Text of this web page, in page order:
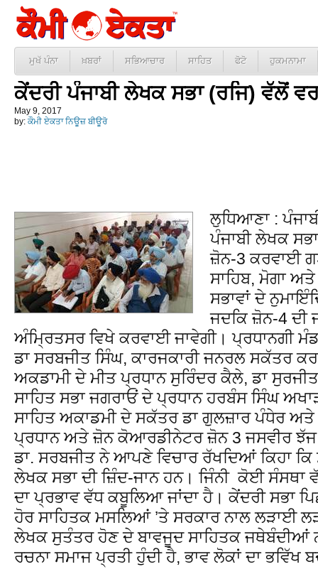
ਮੁਖੱ ਪੰਨਾ ਖ਼ਬਰਾਂ ਸਭਿਆਚਾਰ ਸਾਹਿਤ ਫੋਟੋ ਹੁਕਮਨਾਮਾ
ਕੇਂਦਰੀ ਪੰਜਾਬੀ ਲੇਖਕ ਸਭਾ (ਰਜਿ) ਵੱਲੋਂ
May 9, 2017
by: ਕੌਮੀ ਏਕਤਾ ਨਿਊਜ਼ ਬੀਊਰੋ
ਲੁਧਿਆਣਾ :
ਪੰਜਾਬੀ ਲੇਖਕ
ਜ਼ੋਨ-3 ਕਰਵਾਈ
ਸਾਹਿਬ, ਮੋਗਾ
ਸਭਾਵਾਂ ਦੇ
ਜਦਕਿ ਜ਼ੋਨ-4
ਅੰਮ੍ਰਿਤਸਰ ਵਿਖੇ ਕਰਵਾਈ ਜਾਵੇਗੀ। ਪ੍ਰਧਾਨਗੀ
ਡਾ ਸਰਬਜੀਤ ਸਿੰਘ, ਕਾਰਜਕਾਰੀ ਜਨਰਲ ਸਕੱਤਰ
ਅਕਡਾਮੀ ਦੇ ਮੀਤ ਪ੍ਰਧਾਨ ਸੁਰਿੰਦਰ ਕੈਲੇ, ਡਾ
ਸਾਹਿਤ ਸਭਾ ਜਗਰਾਓਂ ਦੇ ਪ੍ਰਧਾਨ ਹਰਬੰਸ ਸਿੰਘ
ਸਾਹਿਤ ਅਕਾਡਮੀ ਦੇ ਸਕੱਤਰ ਡਾ ਗੁਲਜ਼ਾਰ ਪੰਧੇਰ ਅਤੇ
ਪ੍ਰਧਾਨ ਅਤੇ ਜ਼ੋਨ ਕੋਆਰਡੀਨੇਟਰ ਜ਼ੋਨ 3 ਜਸਵੀਰ ਝੱਜ
ਡਾ. ਸਰਬਜੀਤ ਨੇ ਆਪਣੇ ਵਿਚਾਰ ਰੱਖਦਿਆਂ ਕਿਹਾ ਕਿ
ਲੇਖਕ ਸਭਾ ਦੀ ਜ਼ਿੰਦ-ਜਾਨ ਹਨ। ਜਿੰਨੀ ਕੋਈ ਸੰਸਥਾ
ਦਾ ਪ੍ਰਭਾਵ ਵੱਧ ਕਬੂਲਿਆ ਜਾਂਦਾ ਹੈ। ਕੇਂਦਰੀ ਸਭਾ
ਹੋਰ ਸਾਹਿਤਕ ਮਸਲਿਆਂ ’ਤੇ ਸਰਕਾਰ ਨਾਲ ਲੜਾਈ
ਲੇਖਕ ਸੁਤੰਤਰ ਹੋਣ ਦੇ ਬਾਵਜੂਦ ਸਾਹਿਤਕ ਜਥੇਬੰਦੀਆਂ
ਰਚਨਾ ਸਮਾਜ ਪ੍ਰਤੀ ਹੁੰਦੀ ਹੈ, ਭਾਵ ਲੋਕਾਂ ਦਾ ਭਵਿੱਖ